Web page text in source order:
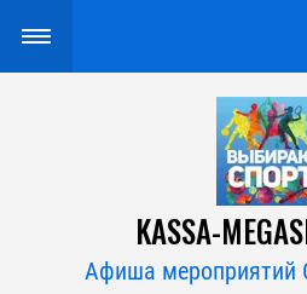
KASSA-
Афиша мероприятий